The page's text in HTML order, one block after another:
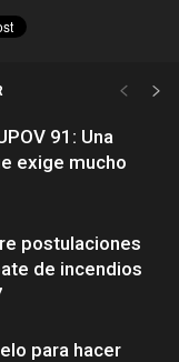
91: Una
exige mucho
postulaciones
de incendios
para hacer